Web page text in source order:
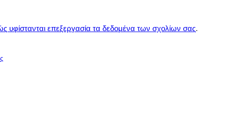
υφίστανται επεξεργασία τα δεδομένα των σχολίων σας.